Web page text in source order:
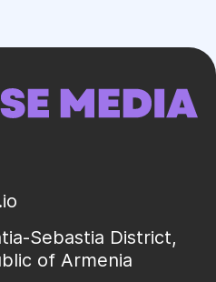
Sebastia District,
of Armenia